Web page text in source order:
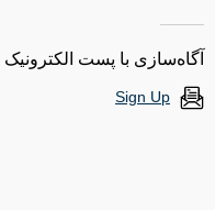
آگاه‌سازی با پست الکترونیک
Sign Up